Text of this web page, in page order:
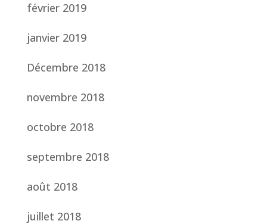
février 2019
janvier 2019
Décembre 2018
novembre 2018
octobre 2018
septembre 2018
août 2018
juillet 2018